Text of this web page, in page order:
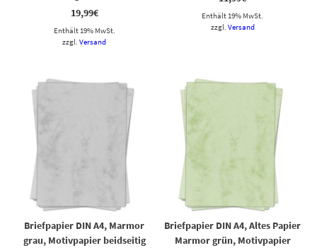
19,99€
Enthält 19% MwSt.
zzgl.Versand
Enthält 19% MwSt.
zzgl. Versand
Briefpapier DIN A4, Marmor
grau, Motivpapier beidseitig
Briefpapier DIN A4, Altes Papier
Marmor grün, Motivpapier